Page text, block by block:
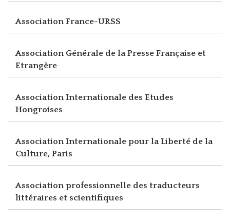
Association France-URSS
Association Générale de la Presse Française et
Etrangère
Association Internationale des Etudes
Hongroises
Association Internationale pour la Liberté de la
Culture, Paris
Association professionnelle des traducteurs
littéraires et scientifiques